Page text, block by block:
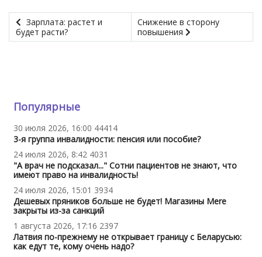
Зарплата: растет и
будет расти?
Снижение в сторону
повышения
Популярные
30 июля 2026, 16:00 44414
3-я группа инвалидности: пенсия или пособие?
24 июля 2026, 8:42 4031
"А врач не подсказал..." Сотни пациентов не знают, что
имеют право на инвалидность!
24 июля 2026, 15:01 3934
Дешевых пряников больше не будет! Магазины Mere
закрыты из-за санкций
1 августа 2026, 17:16 2397
Латвия по-прежнему не открывает границу с Беларусью:
как едут те, кому очень надо?